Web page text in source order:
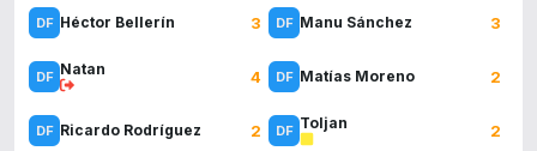
Héctor Bellerín 3
Natan 4
Ricardo Rodríguez 2
Manu Sánchez 3
Matías Moreno 2
Toljan 2